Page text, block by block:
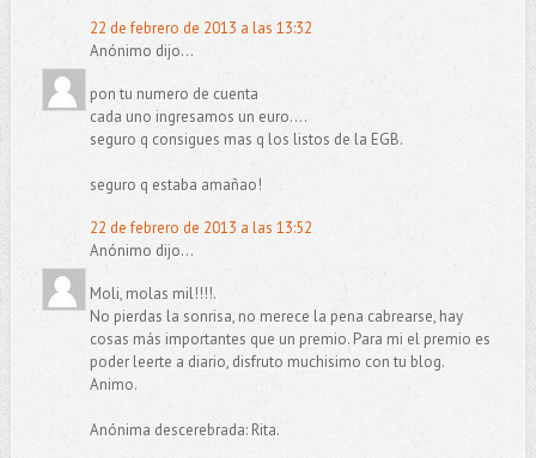
22 de febrero de 2013 a las 13:32
Anónimo dijo...
pon tu numero de cuenta
cada uno ingresamos un euro....
seguro q consigues mas q los listos de la EGB.
seguro q estaba amañao!
22 de febrero de 2013 a las 13:52
Anónimo dijo...
Moli, molas mil!!!!.
No pierdas la sonrisa, no merece la pena cabrearse, hay
cosas más importantes que un premio. Para mi el premio es
poder leerte a diario, disfruto muchisimo con tu blog.
Animo.
Anónima descerebrada: Rita.